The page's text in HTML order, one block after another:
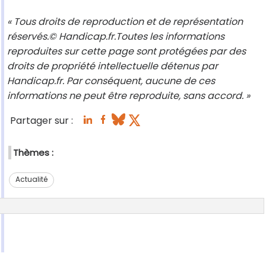
« Tous droits de reproduction et de représentation
réservés.© Handicap.fr.Toutes les informations
reproduites sur cette page sont protégées par des
droits de propriété intellectuelle détenus par
Handicap.fr. Par conséquent, aucune de ces
informations ne peut être reproduite, sans accord. »
Partager sur :
Thèmes :
Actualité